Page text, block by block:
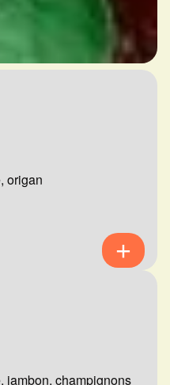
origan
jambon, champignons